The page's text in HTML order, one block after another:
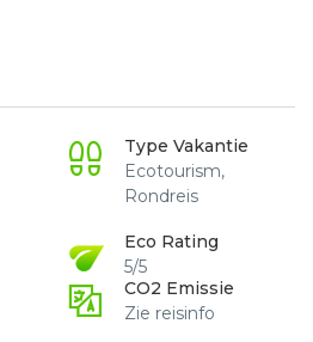
Type Vakantie
Ecotourism,
Rondreis
Eco Rating
5/5
CO2 Emissie
Zie reisinfo